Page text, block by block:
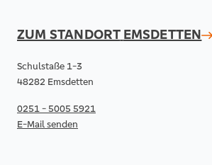
ZUM STANDORT EMSDETTEN
Schulstaße 1-3
48282 Emsdetten
0251 - 5005 5921
E-Mail senden